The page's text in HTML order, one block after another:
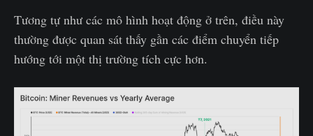
Tương tự như các mô hình hoạt động ở trên, điều này
thường được quan sát thấy gần các điểm chuyển tiếp
hướng tới một thị trường tích cực hơn.